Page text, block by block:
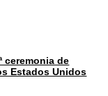
ceremonia de
Estados Unidos